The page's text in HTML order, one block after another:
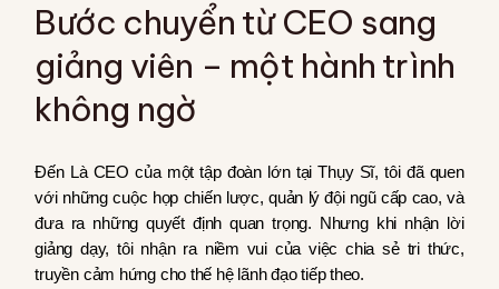
Bước chuyển từ CEO sang
giảng viên – một hành trình
không ngờ
Đến Là CEO của một tập đoàn lớn tại Thụy Sĩ, tôi đã quen
với những cuộc họp chiến lược, quản lý đội ngũ cấp cao, và
đưa ra những quyết định quan trọng. Nhưng khi nhận lời
giảng dạy, tôi nhận ra niềm vui của việc chia sẻ tri thức,
truyền cảm hứng cho thế hệ lãnh đạo tiếp theo.